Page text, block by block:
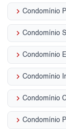
keyboard_arrow_right Condomínio
keyboard_arrow_right Condomínio
keyboard_arrow_right Condomínio
keyboard_arrow_right Condomínio
keyboard_arrow_right
keyboard_arrow_right Condomínio